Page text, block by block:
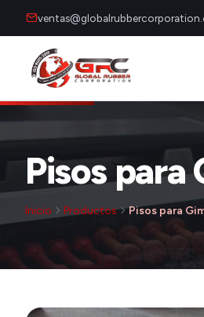
Pisos para
Inicio Productos Pisos para